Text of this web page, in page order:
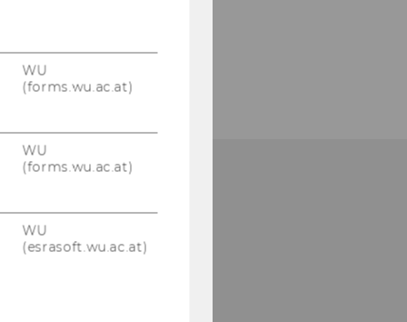
WU
(forms.wu.ac.at)
WU
(forms.wu.ac.at)
WU
(esrasoft.wu.ac.at)